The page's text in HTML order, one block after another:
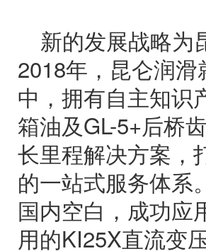
新的发展战略为
2018年，昆仑润
中，拥有自主知识
箱油及GL-5+后桥
长里程解决方案，
的一站式服务体系
国内空白，成功应
用的KI25X直流变